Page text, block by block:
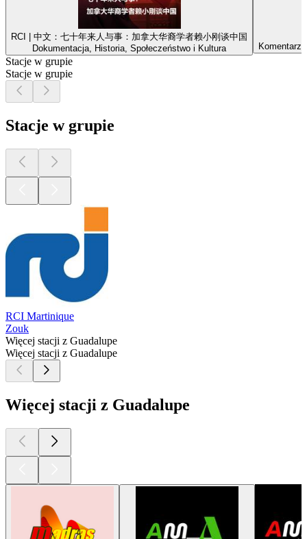
RCI | 中文：七十年来人与事：加拿大华裔学者赖小刚谈中国
Dokumentacja, Historia, Społeczeństwo i Kultura
Stacje w grupie
Stacje w grupie
Stacje w grupie
RCI Martinique
Zouk
Więcej stacji z Guadalupe
Więcej stacji z Guadalupe
Więcej stacji z Guadalupe